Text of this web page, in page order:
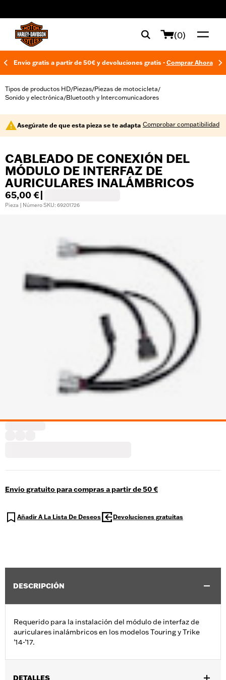
(0)
Envío gratis a partir de 50€ y devoluciones gratis - Comprar Ahora
Tipos de productos HD/Piezas/Piezas de motocicleta/
Sonido y electrónica/Bluetooth y Intercomunicadores
Asegúrate de que esta pieza se te adapta Comprobar compatibilidad
CABLEADO DE CONEXIÓN DEL
MÓDULO DE INTERFAZ DE
AURICULARES INALÁMBRICOS
65,00 €
Pieza | Número SKU: 69201726
Envío gratuito para compras a partir de 50 €
Añadir A La Lista De Deseos Devoluciones gratuitas
DESCRIPCIÓN
Requerido para la instalación del módulo de interfaz de
auriculares inalámbricos en los modelos Touring y Trike
’14-’17.
DETALLES